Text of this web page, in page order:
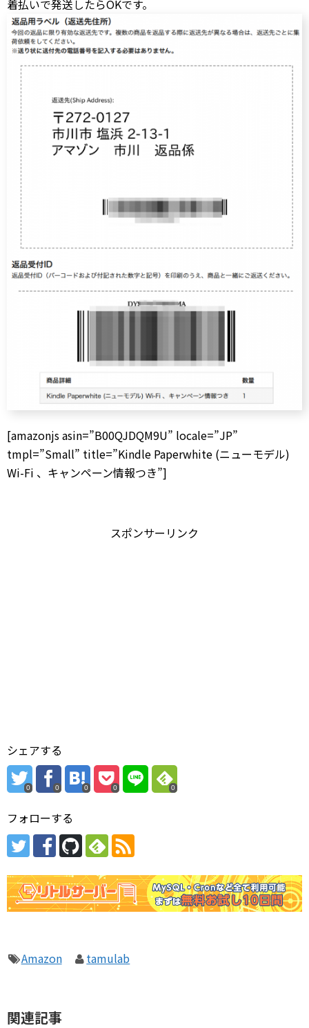
着払いで発送したらOKです。
[amazonjs asin=”B00QJDQM9U” locale=”JP”
tmpl=”Small” title=”Kindle Paperwhite (ニューモデル)
Wi-Fi 、キャンペーン情報つき”]
スポンサーリンク
シェアする
0 0 0 0 0
フォローする
Amazon tamulab
関連記事